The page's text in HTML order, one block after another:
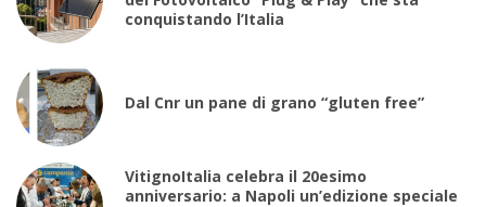
conquistando l’Italia
Dal Cnr un pane di grano “gluten free”
VitignoItalia celebra il 20esimo
anniversario: a Napoli un’edizione speciale